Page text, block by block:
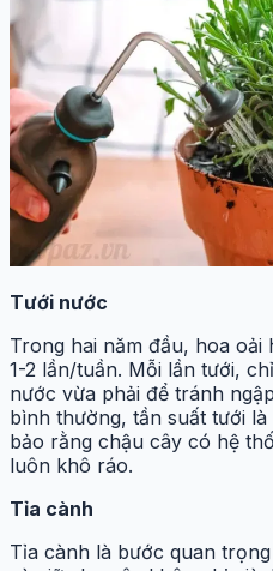
Tưới nước
Trong hai năm đầu, hoa
1-2 lần/tuần. Mỗi lần tưới,
nước vừa phải để tránh
bình thường, tần suất tưới
bảo rằng chậu cây có hệ
luôn khô ráo.
Tỉa cành
Tỉa cành là bước quan